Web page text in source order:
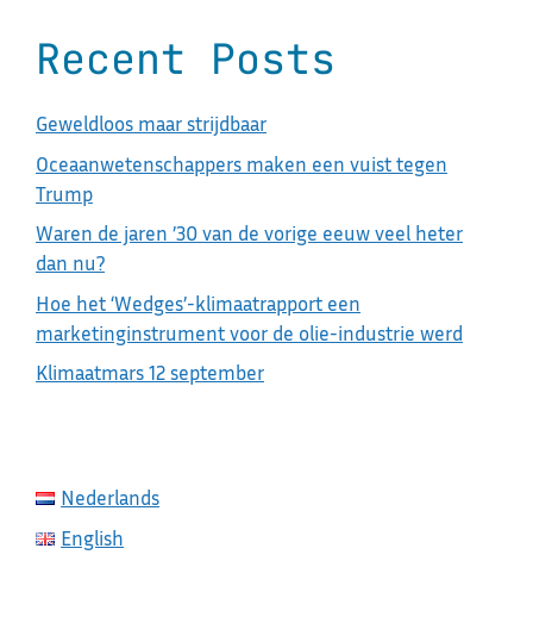
Recent Posts
Geweldloos maar strijdbaar
Oceaanwetenschappers maken een vuist tegen
Trump
Waren de jaren ’30 van de vorige eeuw veel heter
dan nu?
Hoe het ‘Wedges’-klimaatrapport een
marketinginstrument voor de olie-industrie werd
Klimaatmars 12 september
Nederlands
English